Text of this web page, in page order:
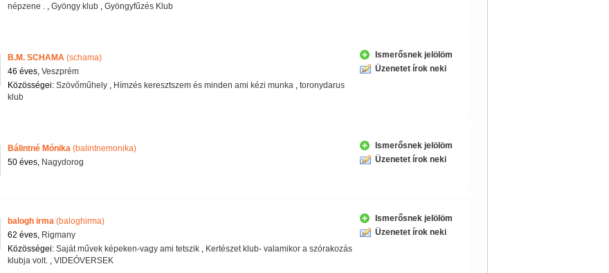
népzene ., Gyöngy klub, Gyöngyfűzés Klub
B.M. SCHAMA(schama)
46 éves, Veszprém
Közösségei: Szövőműhely, Hímzés keresztszem és minden ami kézi munka, toronydarus
klub
Ismerősnek jelölöm
Üzenetet írok neki
Bálintné Mónika(balintnemonika)
50 éves, Nagydorog
Ismerősnek jelölöm
Üzenetet írok neki
balogh irma(baloghirma)
62 éves, Rigmany
Közösségei: Saját művek képeken-vagy ami tetszik, Kertészet klub- valamikor a szórakozás
klubja volt., VIDEÓVERSEK
Ismerősnek jelölöm
Üzenetet írok neki